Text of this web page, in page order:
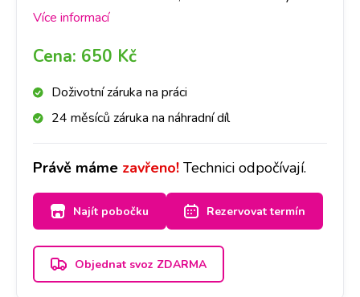
jako ochrana dat ve Vašem telefonu, je nutné počítat
zálohu.
Více informací
Cena: 650 Kč
Doživotní záruka na práci
24 měsíců záruka na náhradní díl
Právě máme zavřeno! Technici odpočívají.
Najít pobočku Rezervovat termín
Objednat svoz ZDARMA